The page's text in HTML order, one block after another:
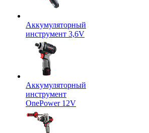
Аккумуляторный
инструмент 3,6V
Аккумуляторный
инструмент
OnePower 12V